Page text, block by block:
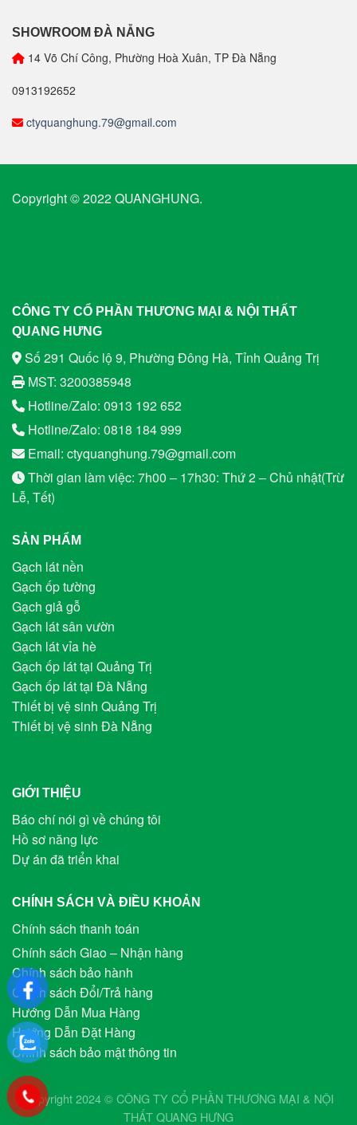
SHOWROOM ĐÀ NẴNG
14 Võ Chí Công, Phường Hoà Xuân, TP Đà Nẵng
0913192652
ctyquanghung.79@gmail.com
Copyright © 2022 QUANGHUNG.
CÔNG TY CỔ PHẦN THƯƠNG MẠI & NỘI THẤT
QUANG HƯNG
Số 291 Quốc lộ 9, Phường Đông Hà, Tỉnh Quảng Trị
MST: 3200385948
Hotline/Zalo: 0913 192 652
Hotline/Zalo: 0818 184 999
Email: ctyquanghung.79@gmail.com
Thời gian làm việc: 7h00 – 17h30: Thứ 2 – Chủ nhật(Trừ
Lễ, Tết)
SẢN PHẨM
Gạch lát nền
Gạch ốp tường
Gạch giả gỗ
Gạch lát sân vườn
Gạch lát vỉa hè
Gạch ốp lát tại Quảng Trị
Gạch ốp lát tại Đà Nẵng
Thiết bị vệ sinh Quảng Trị
Thiết bị vệ sinh Đà Nẵng
GIỚI THIỆU
Báo chí nói gì về chúng tôi
Hồ sơ năng lực
Dự án đã triển khai
CHÍNH SÁCH VÀ ĐIỀU KHOẢN
Chính sách thanh toán
Chính sách Giao – Nhận hàng
Chính sách bảo hành
Chính sách Đổi/Trả hàng
Hướng Dẫn Mua Hàng
Hướng Dẫn Đặt Hàng
Chính sách bảo mật thông tin
Copyright 2024 © CÔNG TY CỔ PHẦN THƯƠNG MẠI & NỘI
THẤTQUANG HƯNG